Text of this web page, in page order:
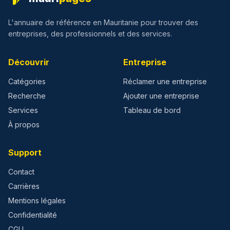
L'annuaire de référence en Mauritanie pour trouver des
entreprises, des professionnels et des services.
Découvrir
Catégories
Recherche
Services
À propos
Entreprise
Réclamer une entreprise
Ajouter une entreprise
Tableau de bord
Support
Contact
Carrières
Mentions légales
Confidentialité